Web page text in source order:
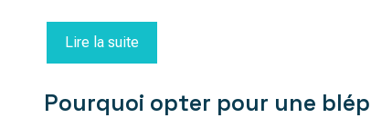
Lire la suite
Pourquoi opter pour une